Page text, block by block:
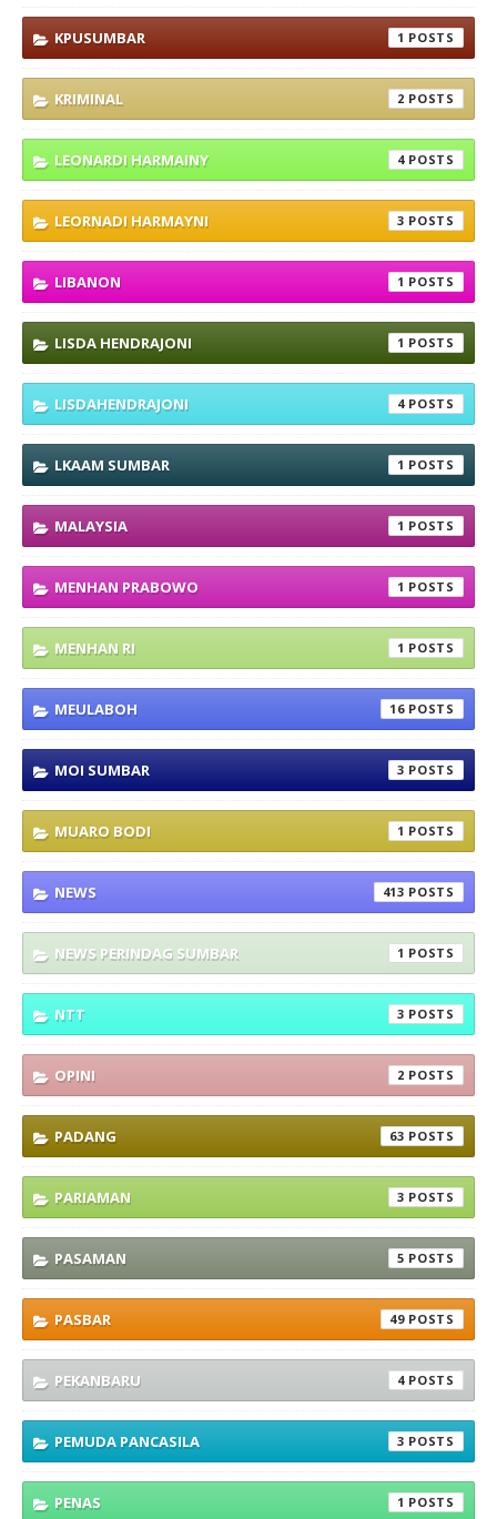
KPUSUMBAR 1
KRIMINAL 2
LEONARDI HARMAINY 4
LEORNADI HARMAYNI 3
LIBANON 1
LISDA HENDRAJONI 1
LISDAHENDRAJONI 4
LKAAM SUMBAR 1
MALAYSIA 1
MENHAN PRABOWO 1
MENHAN RI 1
MEULABOH 16
MOI SUMBAR 3
MUARO BODI 1
NEWS 413
NEWS PERINDAG SUMBAR 1
NTT 3
OPINI 2
PADANG 63
PARIAMAN 3
PASAMAN 5
PASBAR 49
PEKANBARU 4
PEMUDA PANCASILA 3
PENAS 1